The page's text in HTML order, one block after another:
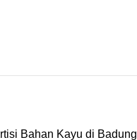
Bahan Kayu di Badung